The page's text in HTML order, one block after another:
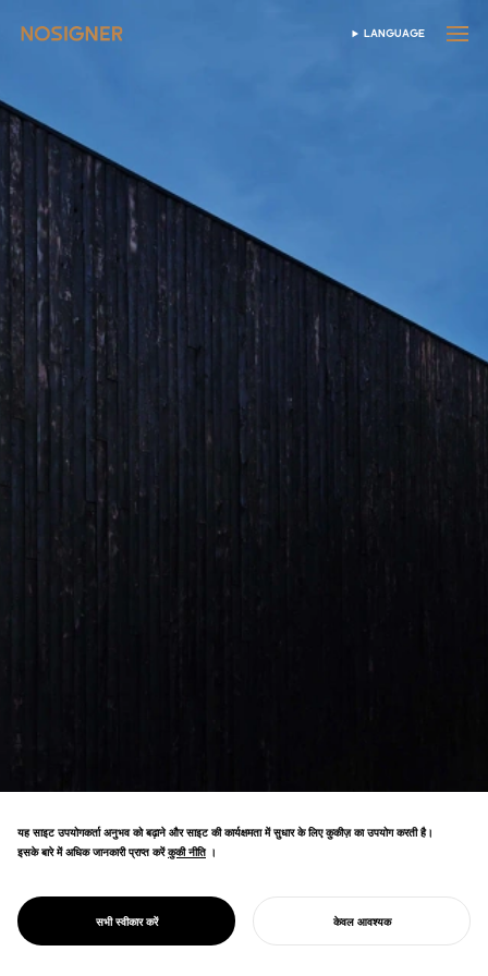
होम भाषा चुनें
LANGUAGE
PROJECT
साची हाउस
हॉस्पिस सुविधा डिज़ाइन ने अन्य अंतर्राष्ट्रीय सम्मानों के
साथ आर्किटेक्चर मास्टरप्राइज़ अवार्ड जीता है।
यह साइट उपयोगकर्ता अनुभव को बढ़ाने और साइट की कार्यक्षमता में सुधार के लिए कुकीज़ का उपयोग करती है।
इसके बारे में अधिक जानकारी प्राप्त करें कुकी नीति
कुकी नीति ।
सभी स्वीकार करें केवल आवश्यक